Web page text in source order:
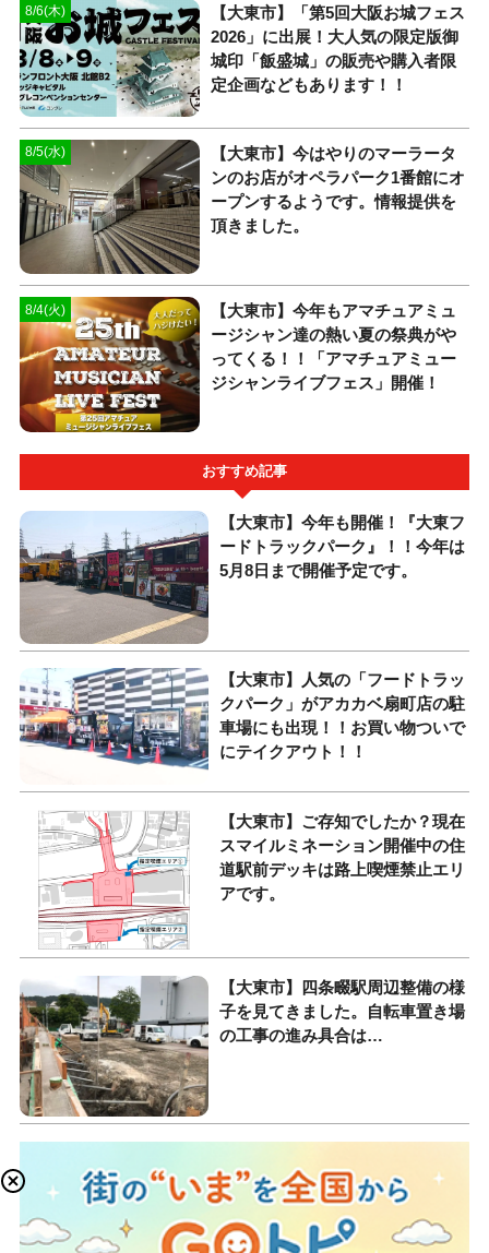
8/6(木)
【大東市】「第5回大阪お城フェス
2026」に出展！大人気の限定版御
城印「飯盛城」の販売や購入者限
定企画などもあります！！
8/5(水)
【大東市】今はやりのマーラータ
ンのお店がオペラパーク1番館にオ
ープンするようです。情報提供を
頂きました。
8/4(火)
【大東市】今年もアマチュアミュ
ージシャン達の熱い夏の祭典がや
ってくる！！「アマチュアミュー
ジシャンライブフェス」開催！
おすすめ記事
【大東市】今年も開催！『大東フ
ードトラックパーク』！！今年は
5月8日まで開催予定です。
【大東市】人気の「フードトラッ
クパーク」がアカカベ扇町店の駐
車場にも出現！！お買い物ついで
にテイクアウト！！
【大東市】ご存知でしたか？現在
スマイルミネーション開催中の住
道駅前デッキは路上喫煙禁止エリ
アです。
【大東市】四条畷駅周辺整備の様
子を見てきました。自転車置き場
の工事の進み具合は…